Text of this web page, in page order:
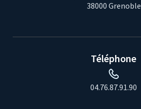
38000 Grenoble
Téléphone
04.76.87.91.90